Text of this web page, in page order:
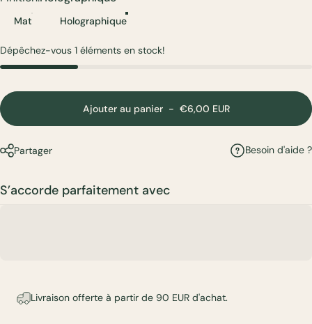
Mat Holographique
Dépêchez-vous 1 éléments en stock!
Ajouter au panier- €6,00 EUR
Partager Besoin d'aide ?
S’accorde parfaitement avec
Livraison offerte à partir de 90 EUR d'achat.